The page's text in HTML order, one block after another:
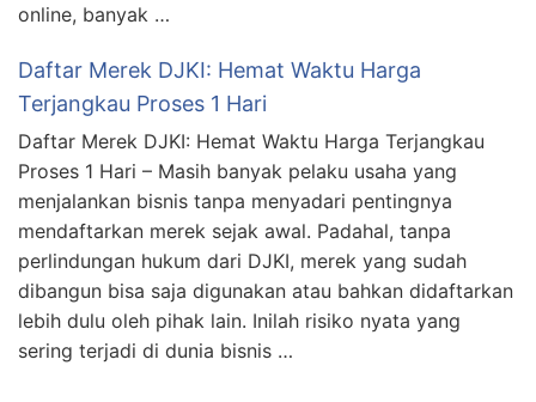
online, banyak …
Daftar Merek DJKI: Hemat Waktu Harga
Terjangkau Proses 1 Hari
Daftar Merek DJKI: Hemat Waktu Harga Terjangkau
Proses 1 Hari – Masih banyak pelaku usaha yang
menjalankan bisnis tanpa menyadari pentingnya
mendaftarkan merek sejak awal. Padahal, tanpa
perlindungan hukum dari DJKI, merek yang sudah
dibangun bisa saja digunakan atau bahkan didaftarkan
lebih dulu oleh pihak lain. Inilah risiko nyata yang
sering terjadi di dunia bisnis …